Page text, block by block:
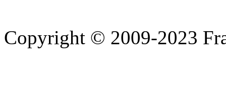
Copyright © 2009-2023